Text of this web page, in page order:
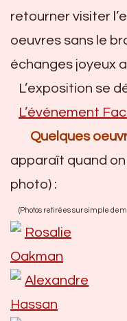
retourner visiter
oeuvres sans le
échanges joyeux
L’exposition se
L’événement
Quelques
apparaît quand on
photo) :
(Photos retirées sur simple